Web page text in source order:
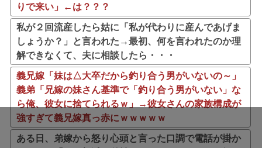
りで来い」←は？？？
私が２回流産したら姑に「私が代わりに産んであげま
しょうか？」と言われた→最初、何を言われたのか理
解できなくて、夫に相談したら・・・
義兄嫁「妹は△大卒だから釣り合う男がいないの～」
義弟「兄嫁の妹さん基準で「釣り合う男がいない」な
ら俺、彼女に捨てられるｗ」→彼女さんの家族構成が
強すぎて義兄嫁真っ赤にｗｗｗｗｗ
ある日、弟嫁から怒り心頭と言った口調で電話が掛か